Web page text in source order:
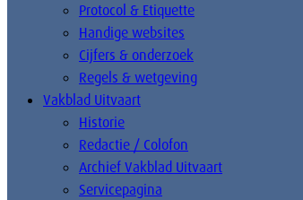
Protocol & Etiquette
Handige websites
Cijfers & onderzoek
Regels & wetgeving
Vakblad Uitvaart
Historie
Redactie / Colofon
Archief Vakblad Uitvaart
Servicepagina